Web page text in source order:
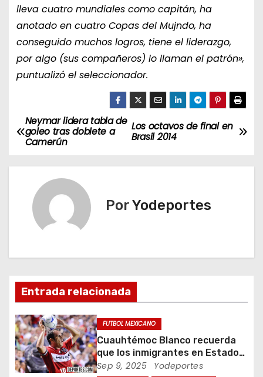
lleva cuatro mundiales como capitán, ha
anotado en cuatro Copas del Mujndo, ha
conseguido muchos logros, tiene el liderazgo,
por algo (sus compañeros) lo llaman el patrón»,
puntualizó el seleccionador.
N
c
i
ó
n
Los octavos de final en
Brasil 2014
Neymar lidera tabla de
goleo tras doblete a
Camerún
PorYodeportes
Entrada relacionada
FUTBOL MEXICANO
Cuauhtémoc Blanco recuerda
que los inmigrantes en Estados
Unidos son gente trabajadora
Sep 9, 2025 Yodeportes